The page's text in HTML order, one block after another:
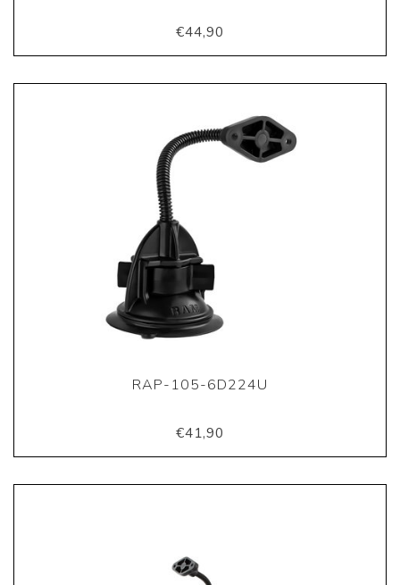
€44,90
RAP-105-6D224U
€41,90